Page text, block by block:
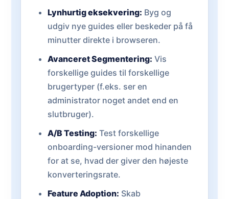
Lynhurtig eksekvering: Byg og
udgiv nye guides eller beskeder på få
minutter direkte i browseren.
Avanceret Segmentering: Vis
forskellige guides til forskellige
brugertyper (f.eks. ser en
administrator noget andet end en
slutbruger).
A/B Testing: Test forskellige
onboarding-versioner mod hinanden
for at se, hvad der giver den højeste
konverteringsrate.
Feature Adoption: Skab